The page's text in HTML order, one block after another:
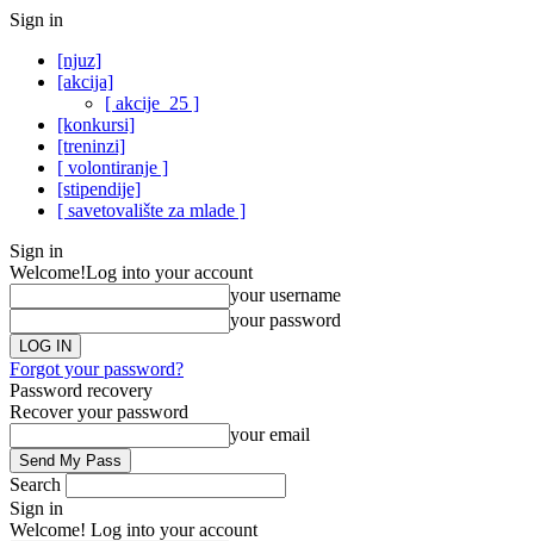
Sign in
[njuz]
[akcija]
[ akcije_25 ]
[konkursi]
[treninzi]
[ volontiranje ]
[stipendije]
[ savetovalište za mlade ]
Sign in
Welcome!Log into your account
your username
your password
Forgot your password?
Password recovery
Recover your password
your email
Search
Sign in
Welcome! Log into your account